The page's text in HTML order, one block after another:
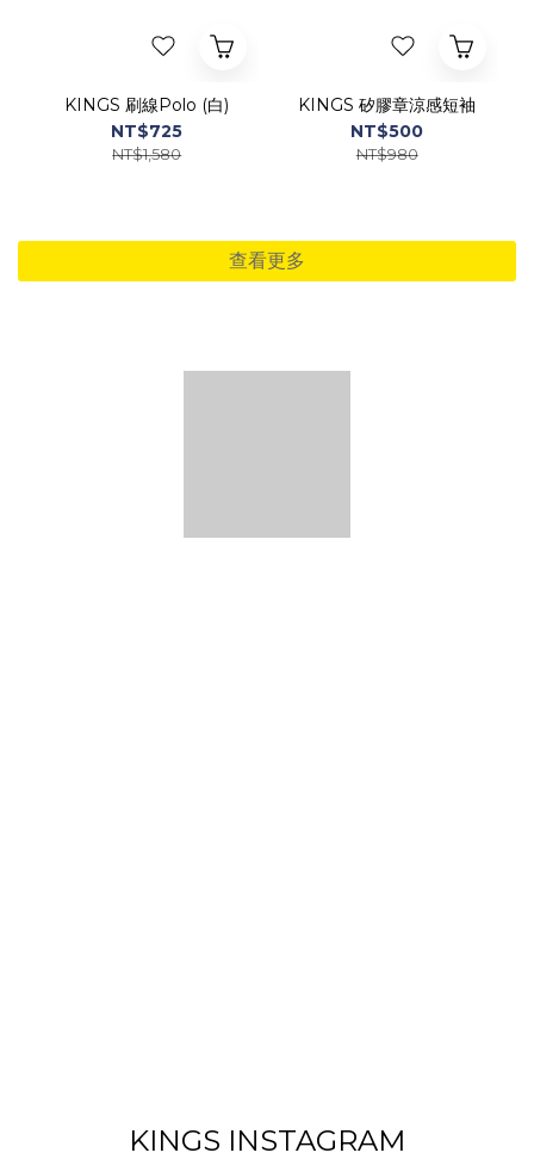
KINGS 刷線Polo (白)
NT$725
NT$1,580
KINGS 矽膠章涼感短袖
NT$500
NT$980
查看更多
KINGS INSTAGRAM